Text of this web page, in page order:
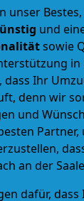
unser
und
sowie
in
dass Ihr
denn wir
und
an der
dafür,